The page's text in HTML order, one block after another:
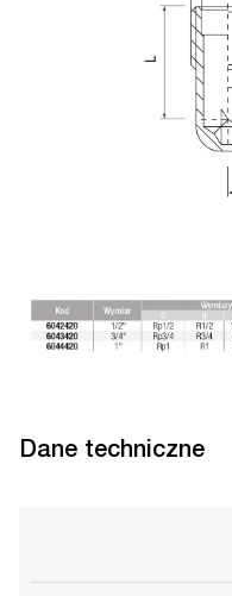
Dane techniczne